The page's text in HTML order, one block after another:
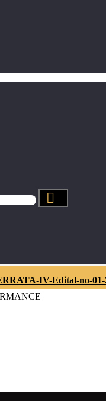
IV-Edital-no-01-